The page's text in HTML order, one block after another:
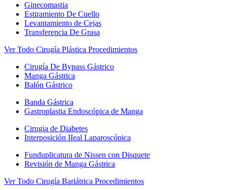
Ginecomastia
Estiramiento De Cuello
Levantamiento de Cejas
Transferencia De Grasa
Ver Todo Cirugía Plástica Procedimientos
Cirugía De Bypass Gástrico
Manga Gástrica
Balón Gástrico
Banda Gástrica
Gastroplastia Endoscópica de Manga
Cirugia de Diabetes
Interposición IIeal Laparoscópica
Funduplicatura de Nissen con Disquete
Revisión de Manga Gástrica
Ver Todo Cirugía Bariátrica Procedimientos